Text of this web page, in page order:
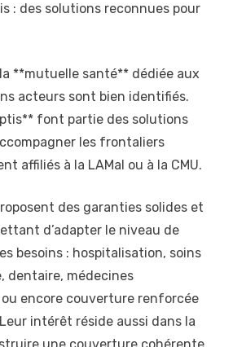
: des solutions reconnues pour
**mutuelle santé** dédiée aux
acteurs sont bien identifiés.
font partie des solutions
les frontaliers
affiliés à la LAMal ou à la CMU.
des garanties solides et
d’adapter le niveau de
besoins : hospitalisation, soins
dentaire, médecines
encore couverture renforcée
intérêt réside aussi dans la